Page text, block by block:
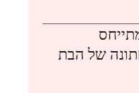
של הבת